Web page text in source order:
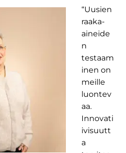
“Uusien
raaka-
aineide
n
testaam
inen on
meille
luontev
aa.
Innovati
ivisuutt
a